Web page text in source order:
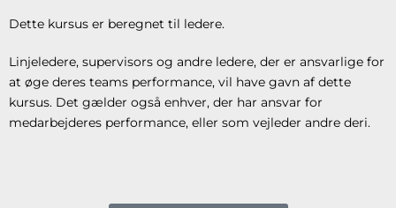
Dette kursus er beregnet til ledere.
Linjeledere, supervisors og andre ledere, der er ansvarlige for
at øge deres teams performance, vil have gavn af dette
kursus. Det gælder også enhver, der har ansvar for
medarbejderes performance, eller som vejleder andre deri.